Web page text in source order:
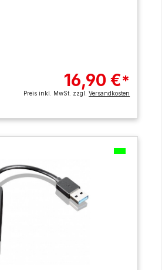
16,90 €*
Preis inkl. MwSt. zzgl.Versandkosten